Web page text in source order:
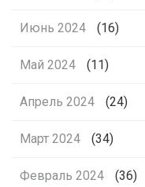
Июнь 2024 (16)
Май 2024 (11)
Апрель 2024 (24)
Март 2024 (34)
Февраль 2024 (36)